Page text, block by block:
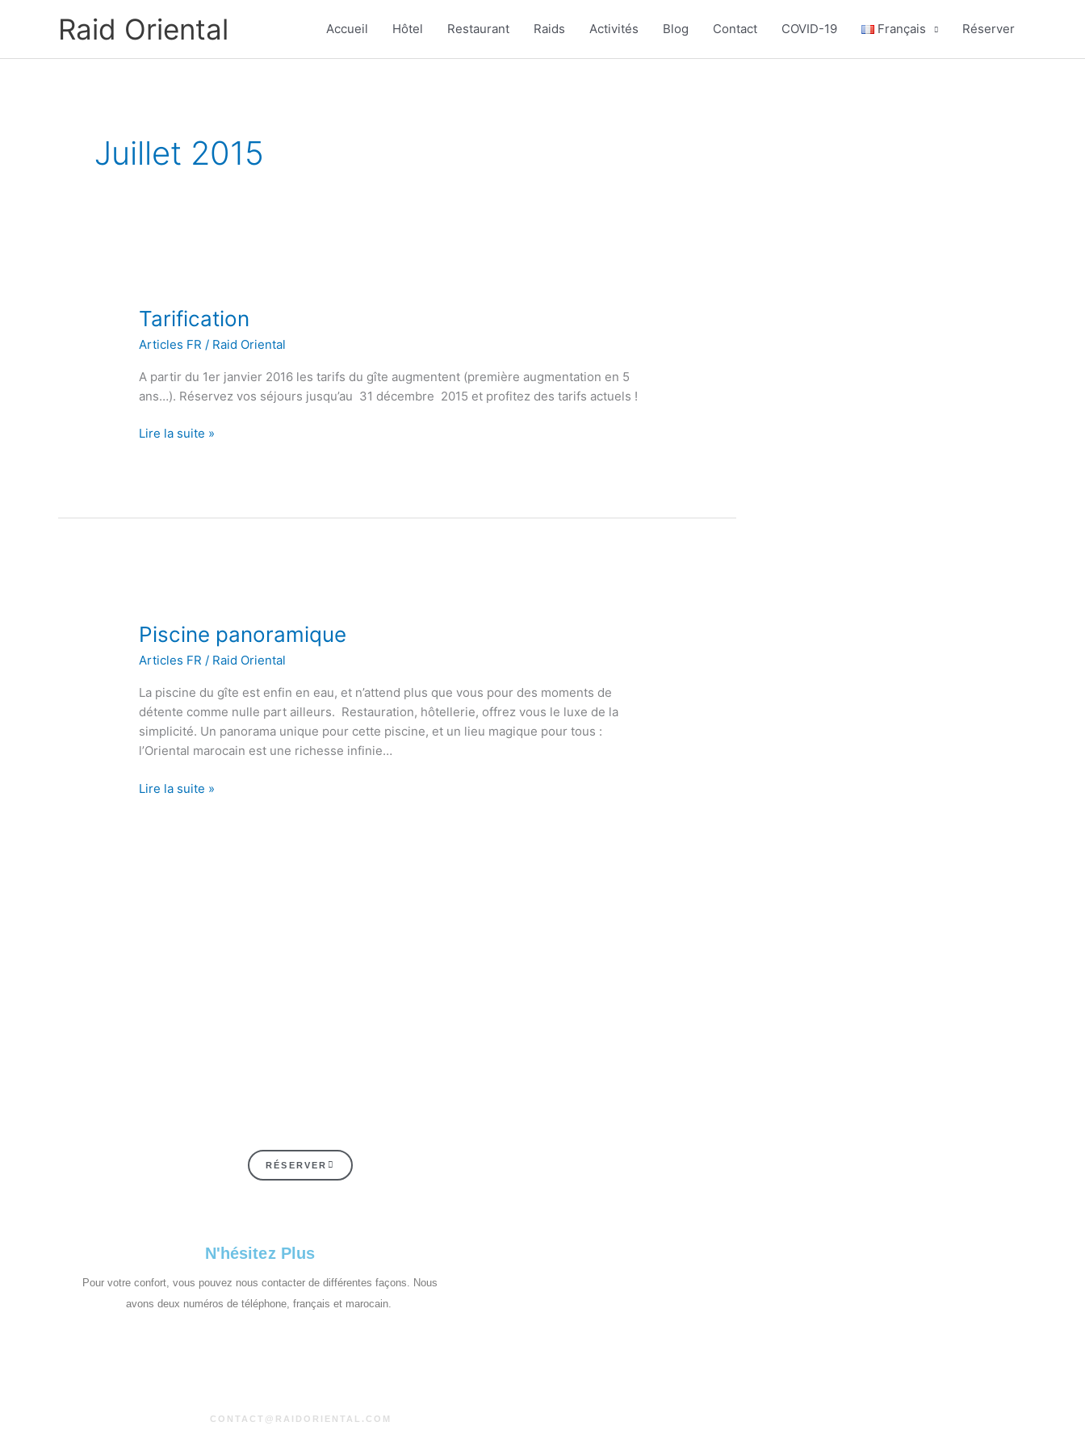
Raid Oriental Accueil Hôtel Restaurant Raids Activités Blog Contact COVID-19 Français Réserver
Juillet 2015
Tarification
Articles FR / Raid Oriental
A partir du 1er janvier 2016 les tarifs du gîte augmentent (première augmentation en 5
ans…). Réservez vos séjours jusqu’au 31 décembre 2015 et profitez des tarifs actuels !
Lire la suite »
Piscine panoramique
Articles FR / Raid Oriental
La piscine du gîte est enfin en eau, et n’attend plus que vous pour des moments de
détente comme nulle part ailleurs. Restauration, hôtellerie, offrez vous le luxe de la
simplicité. Un panorama unique pour cette piscine, et un lieu magique pour tous :
l’Oriental marocain est une richesse infinie…
Lire la suite »
RÉSERVER
N'hésitez Plus
Pour votre confort, vous pouvez nous contacter de différentes façons. Nous
avons deux numéros de téléphone, français et marocain.
CONTACT@RAIDORIENTAL.COM